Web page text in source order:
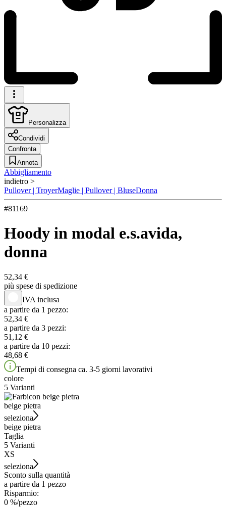
Personalizza
Condividi
Confronta
Annota
Abbigliamento
indietro >
Pullover | TroyerMaglie | Pullover | BluseDonna
#81169
Hoody in modal e.s.avida,
donna
52,34 €
più spese di spedizione
IVA inclusa
a partire da 1 pezzo:
52,34 €
a partire da 3 pezzi:
51,12 €
a partire da 10 pezzi:
48,68 €
Tempi di consegna ca. 3-5 giorni lavorativi
colore
5 Varianti
beige pietra
seleziona
beige pietra
Taglia
5 Varianti
XS
seleziona
Sconto sulla quantità
a partire da 1 pezzo
Risparmio:
0 %/pezzo